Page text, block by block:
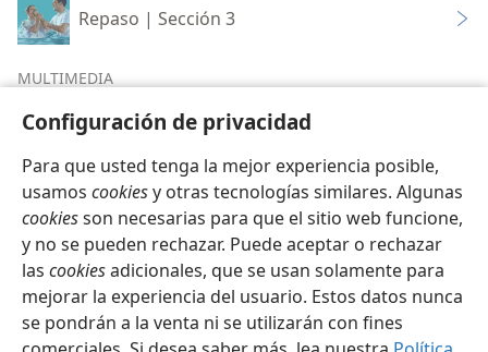
Configuración de privacidad
Para que usted tenga la mejor experiencia posible,
usamos cookiesy otras tecnologías similares. Algunas
cookiesson necesarias para que el sitio web funcione,
y no se pueden rechazar. Puede aceptar o rechazar
las cookiesadicionales, que se usan solamente para
mejorar la experiencia del usuario. Estos datos nunca
se pondrán a la venta ni se utilizarán con fines
Repaso | Sección 3
MULTIMEDIA
Multimedia de la sección 3
Español Compartir Configuración
Copyright © 2026 Watch Tower Bible and Tract Society of Pennsylvania
Condiciones de uso
Política de privacidad
Configuración de privacidad
JW.ORG Iniciar sesión